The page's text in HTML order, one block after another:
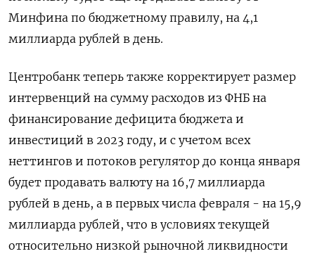
Минфина по бюджетному правилу, на 4,1
миллиарда рублей в день.
Центробанк теперь также корректирует размер
интервенций на сумму расходов из ФНБ на
финансирование дефицита бюджета и
инвестиций в 2023 году, и с учетом всех
неттингов и потоков регулятор до конца января
будет продавать валюту на 16,7 миллиарда
рублей в день, а в первых числа февраля - на 15,9
миллиарда рублей, что в условиях текущей
относительно низкой рыночной ликвидности